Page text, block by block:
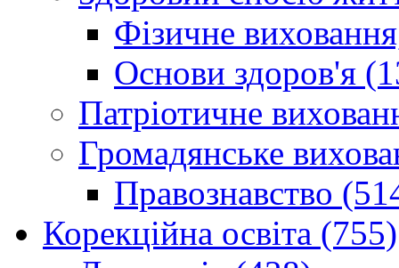
Фізичне
Основи здоров'я
Патріотичне
Громадянське
Правознавство
Корекційна освіта (755)